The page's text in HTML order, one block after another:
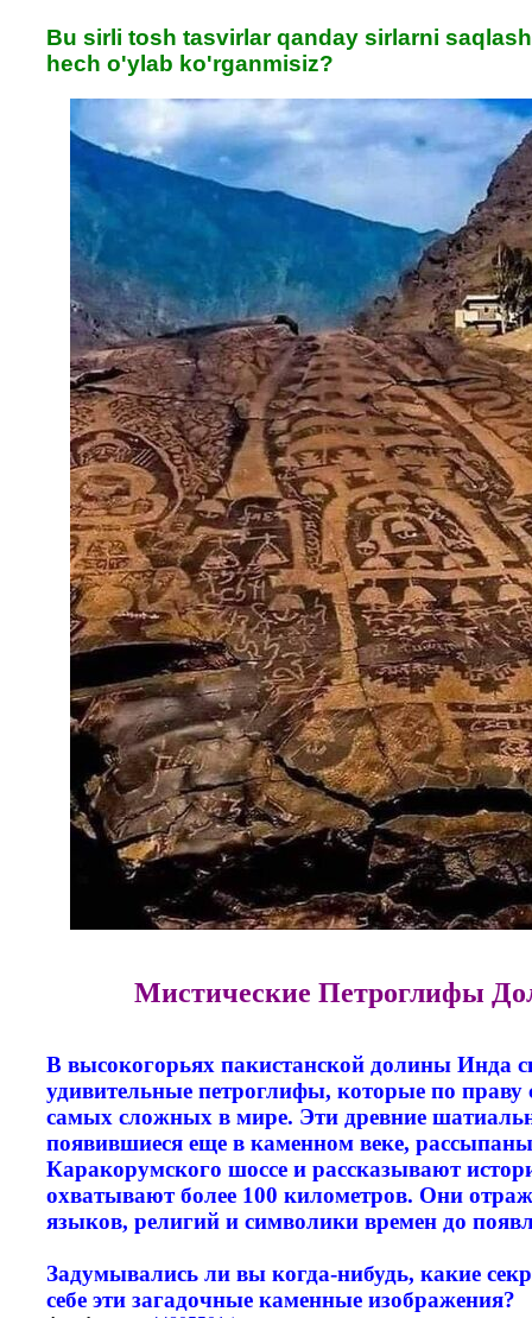
Bu sirli tosh tasvirlar qanday sirlarni
hech o'ylab ko'rganmisiz?
Мистические Петроглифы
В высокогорьях пакистанской долины Инда
удивительные петроглифы, которые по праву
самых сложных в мире. Эти древние
появившиеся еще в каменном веке,
Каракорумского шоссе и рассказывают
охватывают более 100 километров. Они
языков, религий и символики времен до
Задумывались ли вы когда-нибудь, какие
себе эти загадочные каменные изображения?